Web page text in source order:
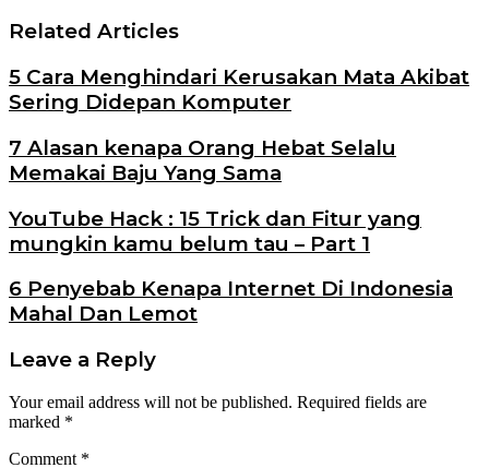
Related Articles
5 Cara Menghindari Kerusakan Mata Akibat
Sering Didepan Komputer
7 Alasan kenapa Orang Hebat Selalu
Memakai Baju Yang Sama
YouTube Hack : 15 Trick dan Fitur yang
mungkin kamu belum tau – Part 1
6 Penyebab Kenapa Internet Di Indonesia
Mahal Dan Lemot
Leave a Reply
Your email address will not be published. Required fields are
marked *
Comment *